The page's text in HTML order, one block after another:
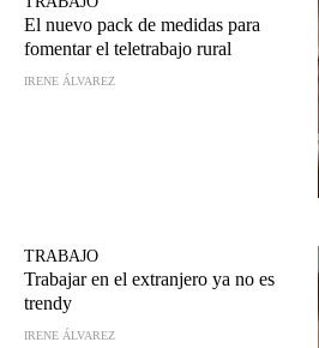
El nuevo pack de medidas para
fomentar el teletrabajo rural
IRENE ÁLVAREZ
TRABAJO
Trabajar en el extranjero ya no es
trendy
IRENE ÁLVAREZ